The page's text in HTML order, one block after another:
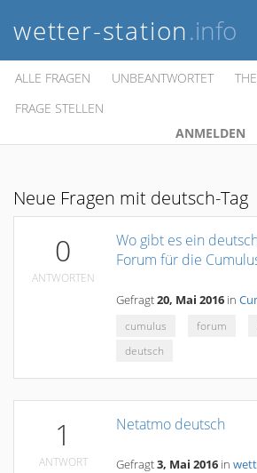
wetter-station.info
ALLE FRAGEN UNBEANTWORTET
FRAGE STELLEN
ANMELDEN
Neue Fragen mit deutsch-Tag
0
ANTWORTEN
Wo gibt es ein
Forum für die
Gefragt20, Mai 2016 in
cumulus
forum
deutsch
1
ANTWORT
Netatmo deutsch
Gefragt3, Mai 2016 in